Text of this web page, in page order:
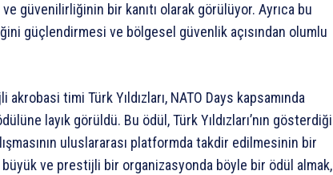
güvenilirliğinin bir kanıtı olarak görülüyor. Ayrıca bu
güçlendirmesi ve bölgesel güvenlik açısından olumlu
timi Türk Yıldızları, NATO Days kapsamında
layık görüldü. Bu ödül, Türk Yıldızları’nın gösterdiği
uluslararası platformda takdir edilmesinin bir
büyük ve prestijli bir organizasyonda böyle bir ödül almak,